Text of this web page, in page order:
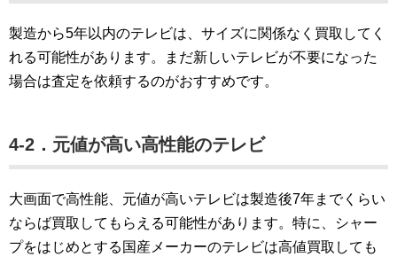
製造から5年以内のテレビは、サイズに関係なく買取してく
れる可能性があります。まだ新しいテレビが不要になった
場合は査定を依頼するのがおすすめです。
4-2．元値が高い高性能のテレビ
大画面で高性能、元値が高いテレビは製造後7年までくらい
ならば買取してもらえる可能性があります。特に、シャー
プをはじめとする国産メーカーのテレビは高値買取しても